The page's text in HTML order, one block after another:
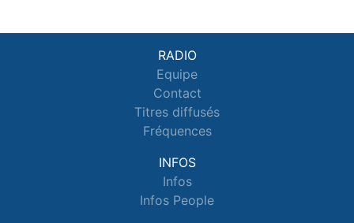
RADIO
Equipe
Contact
Titres diffusés
Fréquences
INFOS
Infos
Infos People